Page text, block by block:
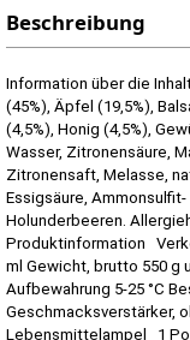
Beschreibung
Information über die
(45%), Äpfel (19,5%),
(4,5%), Honig (4,5%),
Wasser, Zitronensäure,
Zitronensaft, Melasse,
Essigsäure,
Holunderbeeren.
Produktinformation
ml Gewicht, brutto 550 g
Aufbewahrung 5-25 °C
Geschmacksverstärker,
Lebensmittelampel 1